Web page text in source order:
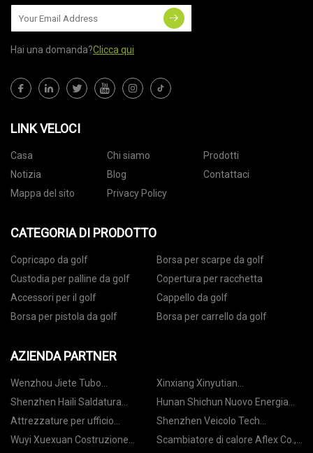
Hai una domanda?Clicca qui
LINK VELOCI
Casa Chi siamo
Prodotti
Notizia
Blog
Contattaci
Mappa del sito
Privacy Policy
CATEGORIA DI PRODOTTO
Copricapo da golf
Borsa per scarpe da golf
Custodia per palline da golf
Copertura per racchetta
Accessori per il golf
Cappello da golf
Borsa per pistola da golf
Borsa per carrello da golf
AZIENDA PARTNER
Wenzhou Jiete Tubo
Adattamento Co., Ltd
Xinxiang Xinyutian
Gomma&Plastic Machinery Co.,
Ltd
Shenzhen Haili Saldatura
Prodotti Co., Ltd
Hunan Shichun Nuovo Energia
Co., Ltd.
Attrezzature per ufficio
Dongguan QIMI Co., Ltd.
Shenzhen Veicolo Tech
Elettronica Co., Ltd.
Wuyi Xuexuan Costruzione
Scambiatore di calore Aflex Co.,